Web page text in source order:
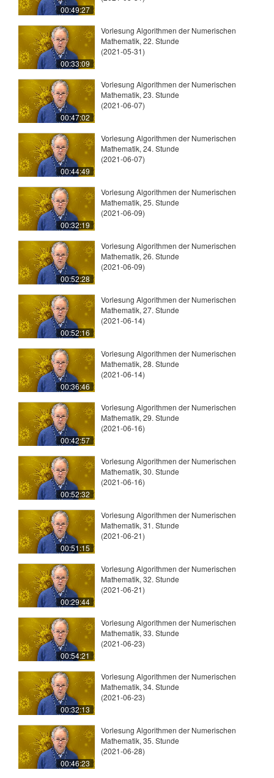
00:49:27
00:33:09
Vorlesung Algorithmen der Numerischen
Mathematik, 22. Stunde
(2021-05-31)
00:47:02
Vorlesung Algorithmen der Numerischen
Mathematik, 23. Stunde
(2021-06-07)
00:44:49
Vorlesung Algorithmen der Numerischen
Mathematik, 24. Stunde
(2021-06-07)
00:32:19
Vorlesung Algorithmen der Numerischen
Mathematik, 25. Stunde
(2021-06-09)
00:52:28
Vorlesung Algorithmen der Numerischen
Mathematik, 26. Stunde
(2021-06-09)
00:52:16
Vorlesung Algorithmen der Numerischen
Mathematik, 27. Stunde
(2021-06-14)
00:36:46
Vorlesung Algorithmen der Numerischen
Mathematik, 28. Stunde
(2021-06-14)
00:42:57
Vorlesung Algorithmen der Numerischen
Mathematik, 29. Stunde
(2021-06-16)
00:52:32
Vorlesung Algorithmen der Numerischen
Mathematik, 30. Stunde
(2021-06-16)
00:51:15
Vorlesung Algorithmen der Numerischen
Mathematik, 31. Stunde
(2021-06-21)
00:29:44
Vorlesung Algorithmen der Numerischen
Mathematik, 32. Stunde
(2021-06-21)
00:54:21
Vorlesung Algorithmen der Numerischen
Mathematik, 33. Stunde
(2021-06-23)
00:32:13
Vorlesung Algorithmen der Numerischen
Mathematik, 34. Stunde
(2021-06-23)
00:46:23
Vorlesung Algorithmen der Numerischen
Mathematik, 35. Stunde
(2021-06-28)